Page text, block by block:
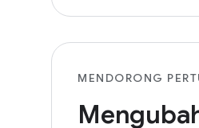
MENDORONG